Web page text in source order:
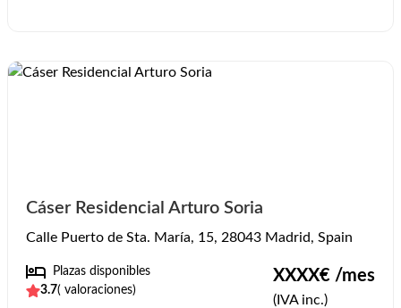
Cáser Residencial Arturo Soria
Calle Puerto de Sta. María, 15, 28043 Madrid, Spain
Plazas disponibles
3.7( valoraciones)
XXXX€ /mes
(IVA inc.)